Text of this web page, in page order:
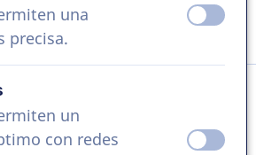
una
precisa.
un
con redes